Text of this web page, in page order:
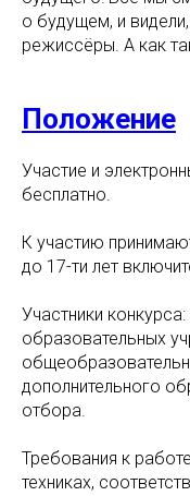
о будущем, и
режиссёры. А как
Положение
Участие и
бесплатно.
К участию
до 17-ти лет
Участники
образовательных
дополнительного
отбора.
Требования к
техниках,